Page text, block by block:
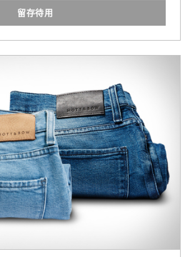
留存待用